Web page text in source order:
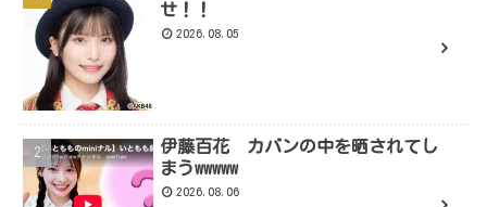
せ！！
2026.08.05
伊藤百花 カバンの中を晒されてし
まうwwwww
2026.08.06